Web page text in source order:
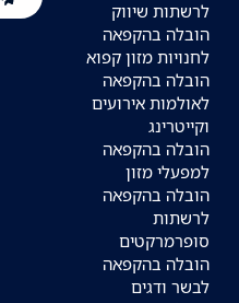
לרשתות שיווק
הובלה בהקפאה
לחנויות מזון קפוא
הובלה בהקפאה
לאולמות אירועים
וקייטרינג
הובלה בהקפאה
למפעלי מזון
הובלה בהקפאה
לרשתות
סופרמרקטים
הובלה בהקפאה
לבשר ודגים